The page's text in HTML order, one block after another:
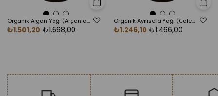
Anlattığımız etkilerin mümkün olabilmesi için kullanılan
yağların mutlaka saflık analizlerinin (GCMS
Organik Argan Yağı (Argania spinosa) 50 ml
₺1.501,20 ₺1.668,00
Sepete Ekle
Organik Aynısefa Yağı (Calendula officinalis) 50 ml
₺1.246,10 ₺1.466,00
Sepete